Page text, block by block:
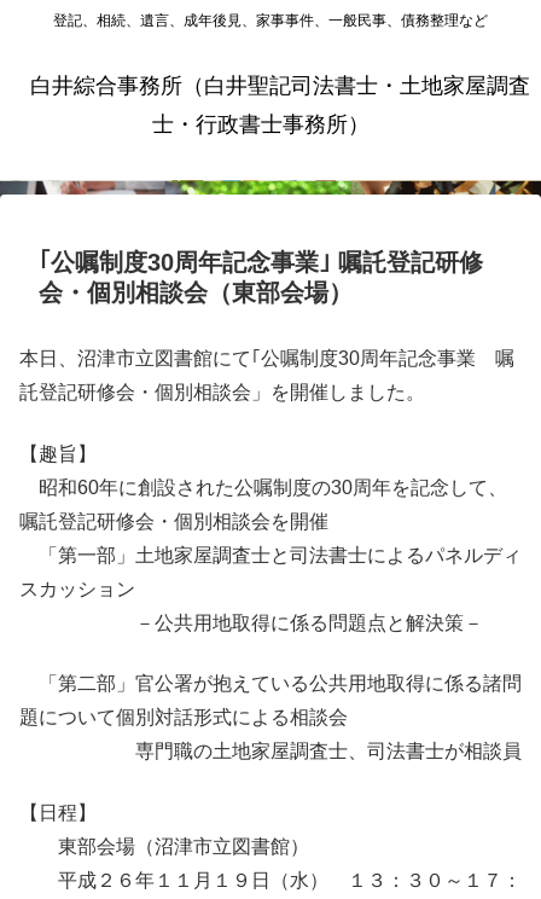
登記、相続、遺言、成年後見、家事事件、一般民事、債務整理など
白井綜合事務所（白井聖記司法書士・土地家屋調査
士・行政書士事務所）
｢公嘱制度30周年記念事業｣ 嘱託登記研修
会・個別相談会（東部会場）
本日、沼津市立図書館にて｢公嘱制度30周年記念事業 嘱
託登記研修会・個別相談会」を開催しました。
【趣旨】
昭和60年に創設された公嘱制度の30周年を記念して、
嘱託登記研修会・個別相談会を開催
「第一部」土地家屋調査士と司法書士によるパネルディ
スカッション
－公共用地取得に係る問題点と解決策－
「第二部」官公署が抱えている公共用地取得に係る諸問
題について個別対話形式による相談会
専門職の土地家屋調査士、司法書士が相談員
【日程】
東部会場（沼津市立図書館）
平成２６年１１月１９日（水） １３：３０～１７：